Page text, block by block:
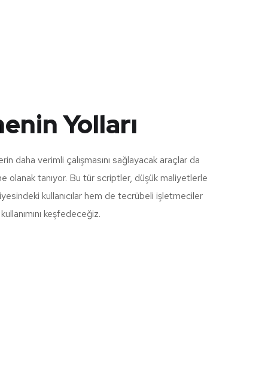
Yolları
daha verimli çalışmasını sağlayacak araçlar da
olanak tanıyor. Bu tür scriptler, düşük maliyetlerle
kullanıcılar hem de tecrübeli işletmeciler
keşfedeceğiz.